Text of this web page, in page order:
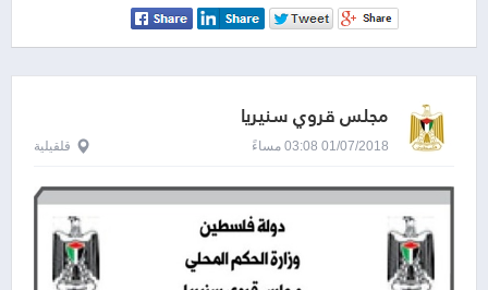
مجلس قروي سنيريا
01/07/2018 03:08 مساءً قلقيلية